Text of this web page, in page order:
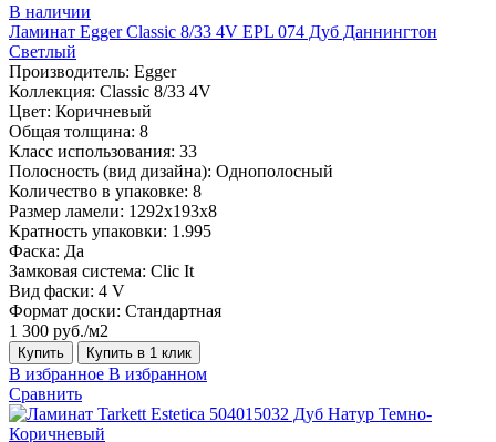
В наличии
Ламинат Egger Classic 8/33 4V EPL 074 Дуб Даннингтон
Светлый
Производитель: Egger
Коллекция: Classic 8/33 4V
Цвет: Коричневый
Общая толщина: 8
Класс использования: 33
Полосность (вид дизайна): Однополосный
Количество в упаковке: 8
Размер ламели: 1292х193х8
Кратность упаковки: 1.995
Фаска: Да
Замковая система: Clic It
Вид фаски: 4 V
Формат доски: Стандартная
1 300 руб./м2
Купить Купить в 1 клик
В избранное В избранном
Сравнить